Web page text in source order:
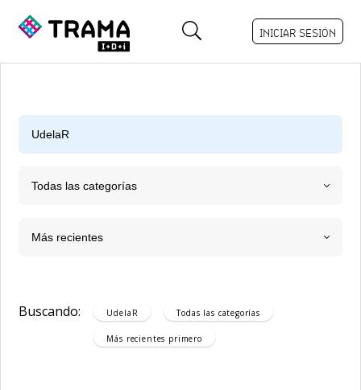
INICIAR SESIÓN
Todas las categorías
Más recientes
Buscando: UdelaR Todas las categorías
Más recientes primero